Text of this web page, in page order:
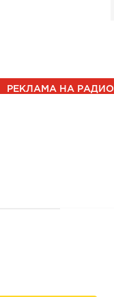
РЕКЛАМА НА РАДИО